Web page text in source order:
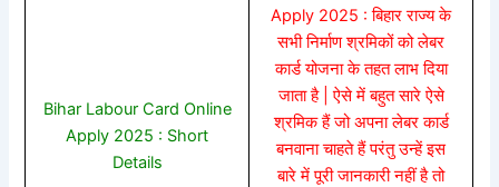
Bihar Labour Card Online
Apply 2025 : Short
Details
Apply 2025 : बिहार राज्य के
सभी निर्माण श्रमिकों को लेबर
कार्ड योजना के तहत लाभ दिया
जाता है | ऐसे में बहुत सारे ऐसे
श्रमिक हैं जो अपना लेबर कार्ड
बनवाना चाहते हैं परंतु उन्हें इस
बारे में पूरी जानकारी नहीं है तो